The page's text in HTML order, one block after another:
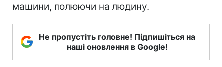
машини, полюючи на людину.
Не пропустіть головне! Підпишіться на
наші оновлення в Google!